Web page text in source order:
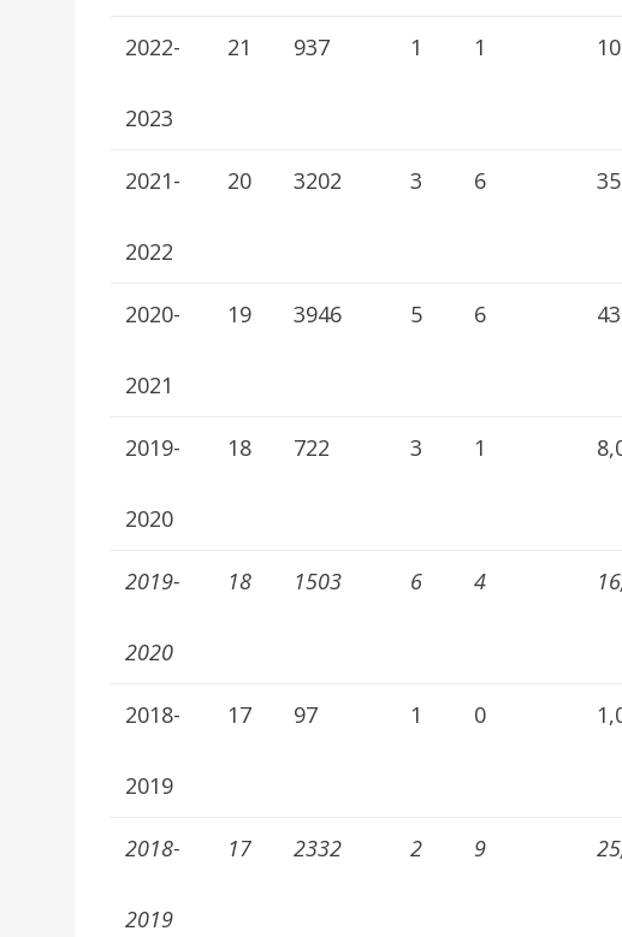
2022-
2023
21 937 1 1
2021-
2022
20 3202 3 6
2020-
2021
19 3946 5 6
2019-
2020
18 722 3 1
2019-
2020
18 1503 6 4
2018-
2019
17 97 1 0
2018-
2019
17 2332 2 9